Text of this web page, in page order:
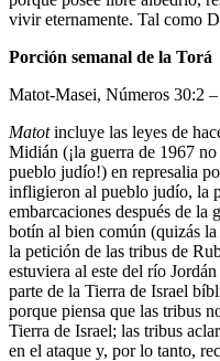
vivir eternamente. Tal como
Porción semanal de la Torá
Matot-Masei, Números 30:2
Matotincluye las leyes de
Midián (¡la guerra de 1967
pueblo judío!) en represalia
infligieron al pueblo judío, la
embarcaciones después de la
botín al bien común (quizás
la petición de las tribus de
estuviera al este del río
parte de la Tierra de Israel
porque piensa que las tribus
Tierra de Israel; las tribus
en el ataque y, por lo tanto,